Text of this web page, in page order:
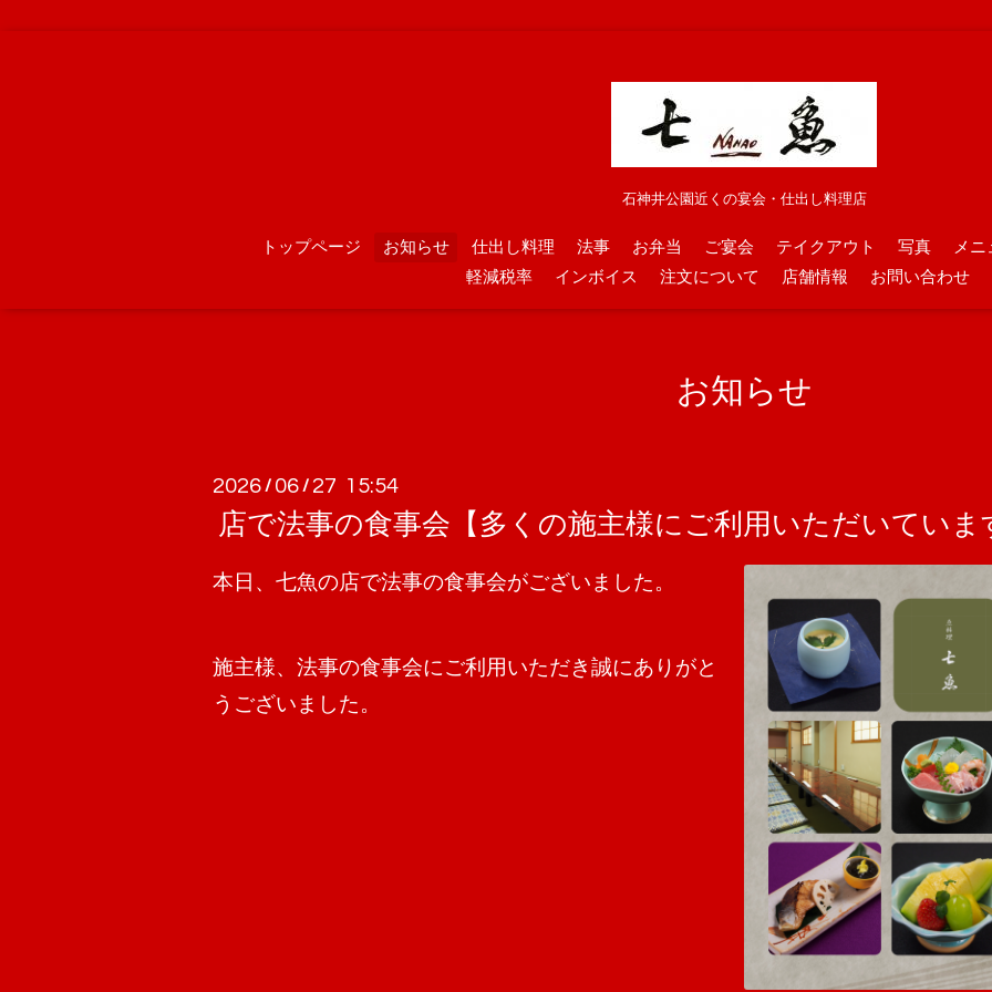
石神井公園近くの宴会・仕出し料理店
トップページ お知らせ 仕出し料理 法事 お弁当 ご宴会 テイクアウト 写真
メニ
軽減税率
インボイス 注文について 店舗情報 お問い合わせ
お知らせ
2026 / 06 / 27 15:54
店で法事の食事会【多くの施主様にご利用いただいていま
本日、七魚の店で法事の食事会がございました。
施主様、法事の食事会にご利用いただき誠にありがと
うございました。